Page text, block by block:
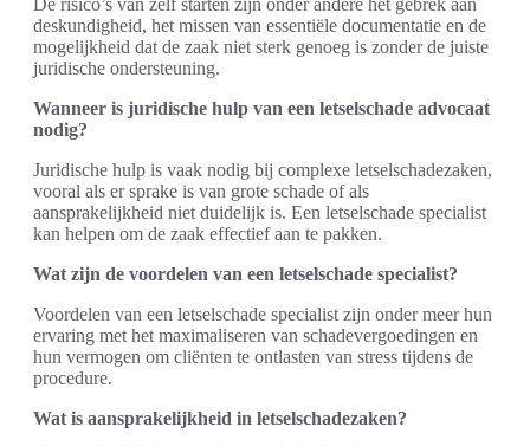
deskundigheid, het missen van essentiële documentatie en de
mogelijkheid dat de zaak niet sterk genoeg is zonder de juiste
juridische ondersteuning.
Wanneer is juridische hulp van een letselschade advocaat
nodig?
Juridische hulp is vaak nodig bij complexe letselschadezaken,
vooral als er sprake is van grote schade of als
aansprakelijkheid niet duidelijk is. Een letselschade specialist
kan helpen om de zaak effectief aan te pakken.
Wat zijn de voordelen van een letselschade specialist?
Voordelen van een letselschade specialist zijn onder meer hun
ervaring met het maximaliseren van schadevergoedingen en
hun vermogen om cliënten te ontlasten van stress tijdens de
procedure.
Wat is aansprakelijkheid in letselschadezaken?